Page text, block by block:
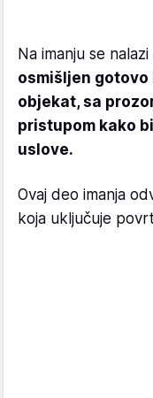
Na imanju se nalazi
osmišljen
objekat, sa
pristupom kako
uslove.
Ovaj deo imanja
koja uključuje